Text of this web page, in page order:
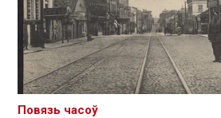
Повязь часоў